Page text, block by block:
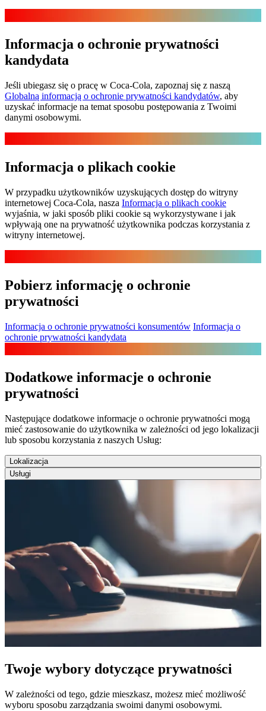
Informacja o ochronie prywatności
kandydata
Jeśli ubiegasz się o pracę w Coca‑Cola, zapoznaj się z naszą
Globalną informacją o ochronie prywatności kandydatów, aby
uzyskać informacje na temat sposobu postępowania z Twoimi
danymi osobowymi.
Informacja o plikach cookie
W przypadku użytkowników uzyskujących dostęp do witryny
internetowej Coca‑Cola, nasza Informacja o plikach cookie
wyjaśnia, w jaki sposób pliki cookie są wykorzystywane i jak
wpływają one na prywatność użytkownika podczas korzystania z
witryny internetowej.
Pobierz informację o ochronie
prywatności
Informacja o ochronie prywatności konsumentów Informacja o
ochronie prywatności kandydata
Dodatkowe informacje o ochronie
prywatności
Następujące dodatkowe informacje o ochronie prywatności mogą
mieć zastosowanie do użytkownika w zależności od jego lokalizacji
lub sposobu korzystania z naszych Usług:
Lokalizacja
Usługi
Twoje wybory dotyczące prywatności
W zależności od tego, gdzie mieszkasz, możesz mieć możliwość
wyboru sposobu zarządzania swoimi danymi osobowymi.